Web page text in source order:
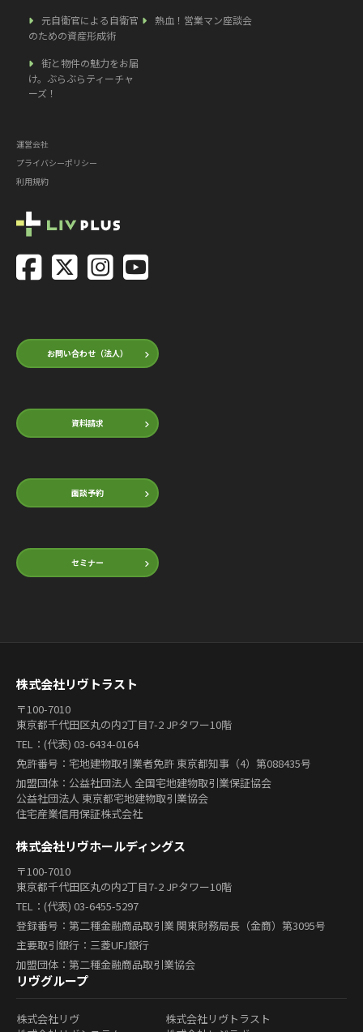
お問い合わせ（法人）
資料請求
面談予約
セミナー
元自衛官による自衛官
のための資産形成術
熱血！営業マン座談会
街と物件の魅力をお届
け。ぶらぶらティーチャ
ーズ！
運営会社
プライバシーポリシー
利用規約
株式会社リヴトラスト
〒100-7010
東京都千代田区丸の内2丁目7-2 JPタワー10階
TEL：(代表) 03-6434-0164
免許番号：宅地建物取引業者免許 東京都知事（4）第088435号
加盟団体：公益社団法人 全国宅地建物取引業保証協会
公益社団法人 東京都宅地建物取引業協会
住宅産業信用保証株式会社
株式会社リヴホールディングス
〒100-7010
東京都千代田区丸の内2丁目7-2 JPタワー10階
TEL：(代表) 03-6455-5297
登録番号：第二種金融商品取引業 関東財務局長（金商）第3095号
主要取引銀行：三菱UFJ銀行
加盟団体：第二種金融商品取引業協会
リヴグループ
株式会社リヴ
株式会社リヴトラスト